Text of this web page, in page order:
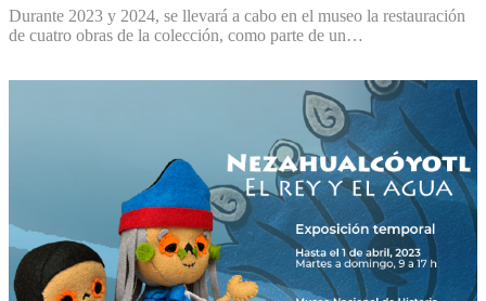
Durante 2023 y 2024, se llevará a cabo en el museo la restauración
de cuatro obras de la colección, como parte de un…